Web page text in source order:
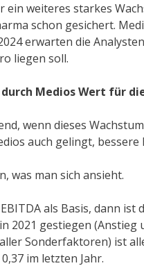
weiteres starkes
schon gesichert.
erwarten die
liegen soll.
Medios Wert für
wenn dieses
auch gelingt,
was man sich ansieht.
als Basis, dann ist
2021 gestiegen (Anstieg
Sonderfaktoren) ist
im letzten Jahr.